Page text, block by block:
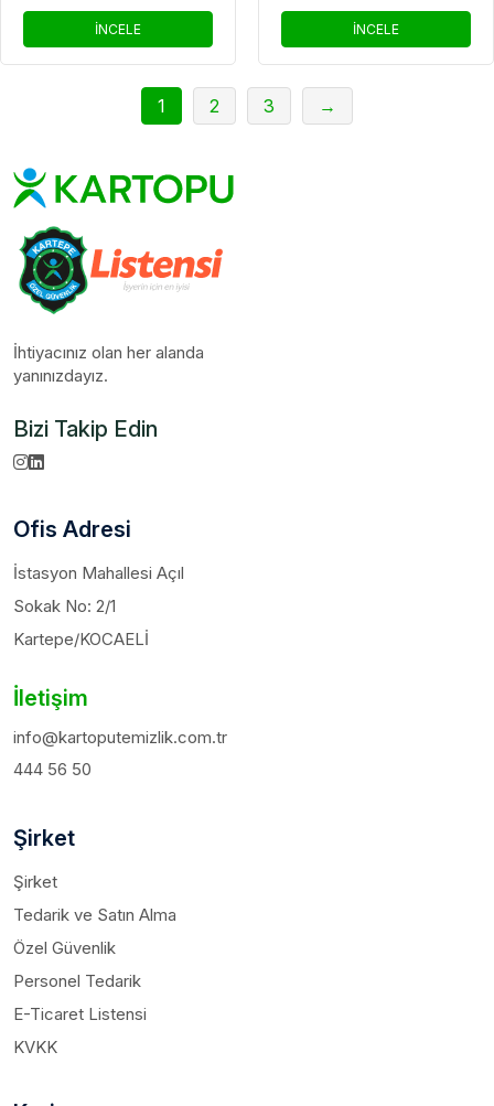
İNCELE İNCELE
1 2 3 →
İhtiyacınız olan her alanda
yanınızdayız.
Bizi Takip Edin
Ofis Adresi
İstasyon Mahallesi Açıl
Sokak No: 2/1
Kartepe/KOCAELİ
İletişim
info@kartoputemizlik.com.tr
444 56 50
Şirket
Şirket
Tedarik ve Satın Alma
Özel Güvenlik
Personel Tedarik
E-Ticaret Listensi
KVKK